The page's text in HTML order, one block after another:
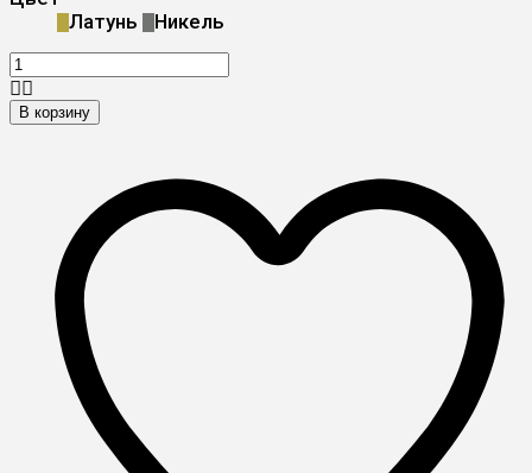
Латунь
Никель
В корзину